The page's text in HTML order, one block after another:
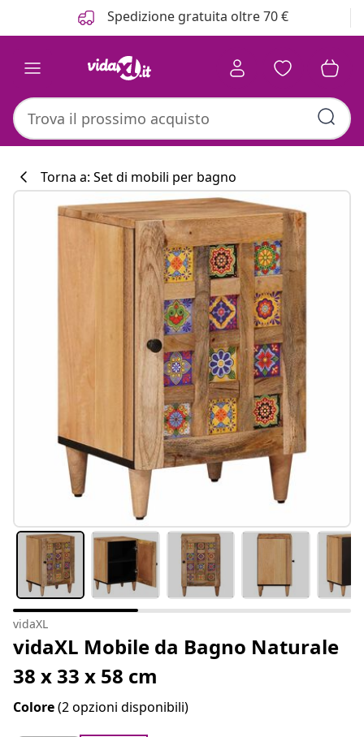
Spedizione gratuita oltre 70 €
Torna a: Set di mobili per bagno
vidaXL
vidaXL Mobile da Bagno Naturale
38 x 33 x 58 cm
Colore(2 opzioni disponibili)